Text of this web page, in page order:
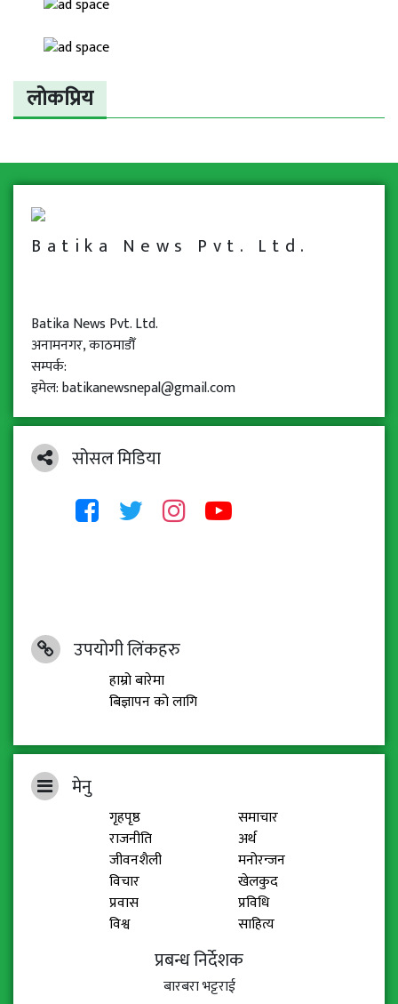
लोकप्रिय
Batika News Pvt. Ltd.
Batika News Pvt. Ltd.
अनामनगर, काठमाडौँ
सम्पर्क:
इमेल: batikanewsnepal@gmail.com
सोसल मिडिया
उपयोगी लिंकहरु
हाम्रो बारेमा
बिज्ञापन को लागि
मेनु
गृहपृष्ठ
समाचार
राजनीति
अर्थ
जीवनशैली
मनोरन्जन
विचार
खेलकुद
प्रवास
प्रविधि
विश्व
साहित्य
प्रबन्ध निर्देशक
बारबरा भट्टराई